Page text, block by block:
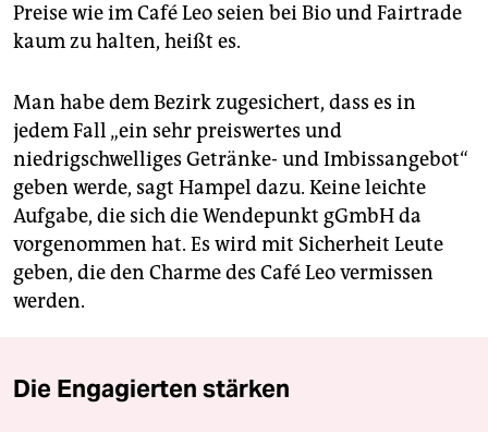
Preise wie im Café Leo seien bei Bio und Fairtrade
kaum zu halten, heißt es.
Man habe dem Bezirk zugesichert, dass es in
jedem Fall „ein sehr preiswertes und
niedrigschwelliges Getränke- und Imbissangebot“
geben werde, sagt Hampel dazu. Keine leichte
Aufgabe, die sich die Wendepunkt gGmbH da
vorgenommen hat. Es wird mit Sicherheit Leute
geben, die den Charme des Café Leo vermissen
werden.
Die Engagierten stärken